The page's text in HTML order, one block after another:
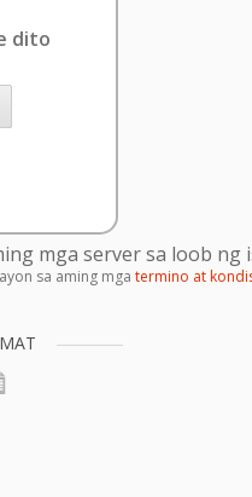
dito
mga server sa loob ng
sa aming mga termino at